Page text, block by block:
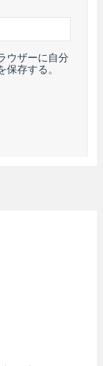
ウザーに自分
存する。